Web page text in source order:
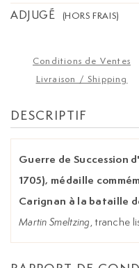
ADJUGÉ (HORS FRAIS)
Conditions de Ventes
Livraison / Shipping
DESCRIPTIF
Guerre de Succession
1705), médaille
Carignan à la bataille
Martin Smeltzing, tranche